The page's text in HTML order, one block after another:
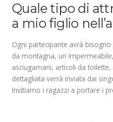
Quale tipo di
a mio figlio
Ogni partecipante avrà
da montagna, un
asciugamani, articoli da
dettagliata verrà inviata dai
Invitiamo i ragazzi a portare i